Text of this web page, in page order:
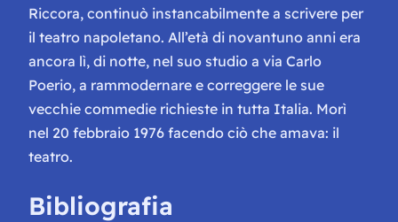
Riccora, continuò instancabilmente a scrivere per
il teatro napoletano. All’età di novantuno anni era
ancora lì, di notte, nel suo studio a via Carlo
Poerio, a rammodernare e correggere le sue
vecchie commedie richieste in tutta Italia. Morì
nel 20 febbraio 1976 facendo ciò che amava: il
teatro.
Bibliografia